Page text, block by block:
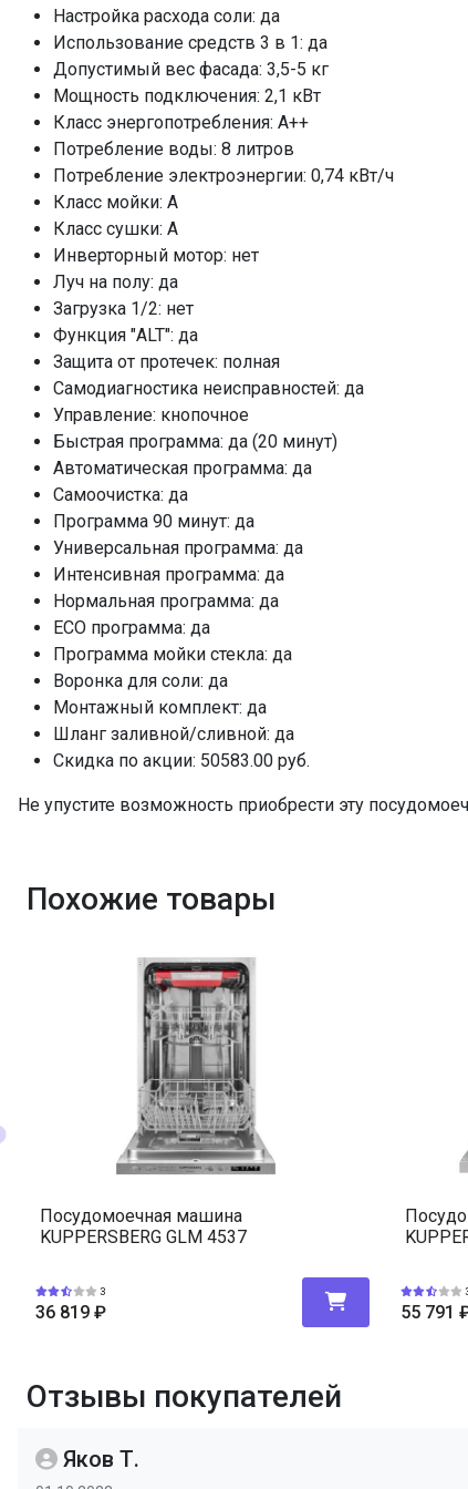
Защита от протечек
Самодиагностика неисправностей
Управление
Быстрая
Самоочистка
90 мин
Универсальная
Интенсивная
Нормальная
Стекло
Воронка для соли
Монтажный комплект
Шланг заливной/сливной
ПРОМО Скидка
Настройка расхода соли: да
Использование средств 3 в 1: да
Допустимый вес фасада: 3,5-5 кг
Мощность подключения: 2,1 кВт
Класс энергопотребления: A++
Потребление воды: 8 литров
Потребление электроэнергии: 0,74 кВт/ч
Класс мойки: А
Класс сушки: А
Инверторный мотор: нет
Луч на полу: да
Загрузка 1/2: нет
Функция "ALT": да
Защита от протечек: полная
Самодиагностика неисправностей: да
Управление: кнопочное
Быстрая программа: да (20 минут)
Автоматическая программа: да
Самоочистка: да
Программа 90 минут: да
Универсальная программа: да
Интенсивная программа: да
Нормальная программа: да
ECO программа: да
Программа мойки стекла: да
Воронка для соли: да
Монтажный комплект: да
Шланг заливной/сливной: да
Скидка по акции: 50583.00 руб.
Не упустите возможность приобрести эту
Похожие товары
Посудомоечная машина
KUPPERSBERG GLM 4537
3
36 819 ₽ 55 791
Отзывы покупателей
Яков Т.